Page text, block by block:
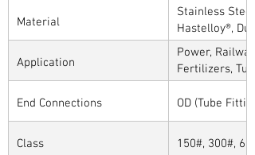
Material
Stainless
Hastelloy®,
Alloys
Application
Power,
Fertilizers,
Sytems, Paper
End Connections
OD (Tube Fitting)
Class 150#, 300#,